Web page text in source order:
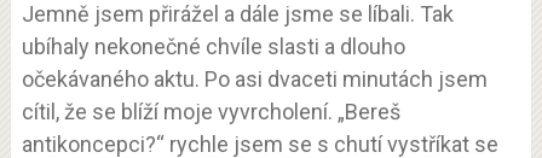
Jemně jsem přirážel a dále jsme se líbali. Tak
ubíhaly nekonečné chvíle slasti a dlouho
očekávaného aktu. Po asi dvaceti minutách jsem
cítil, že se blíží moje vyvrcholení. „Bereš
antikoncepci?“ rychle jsem se s chutí vystříkat se